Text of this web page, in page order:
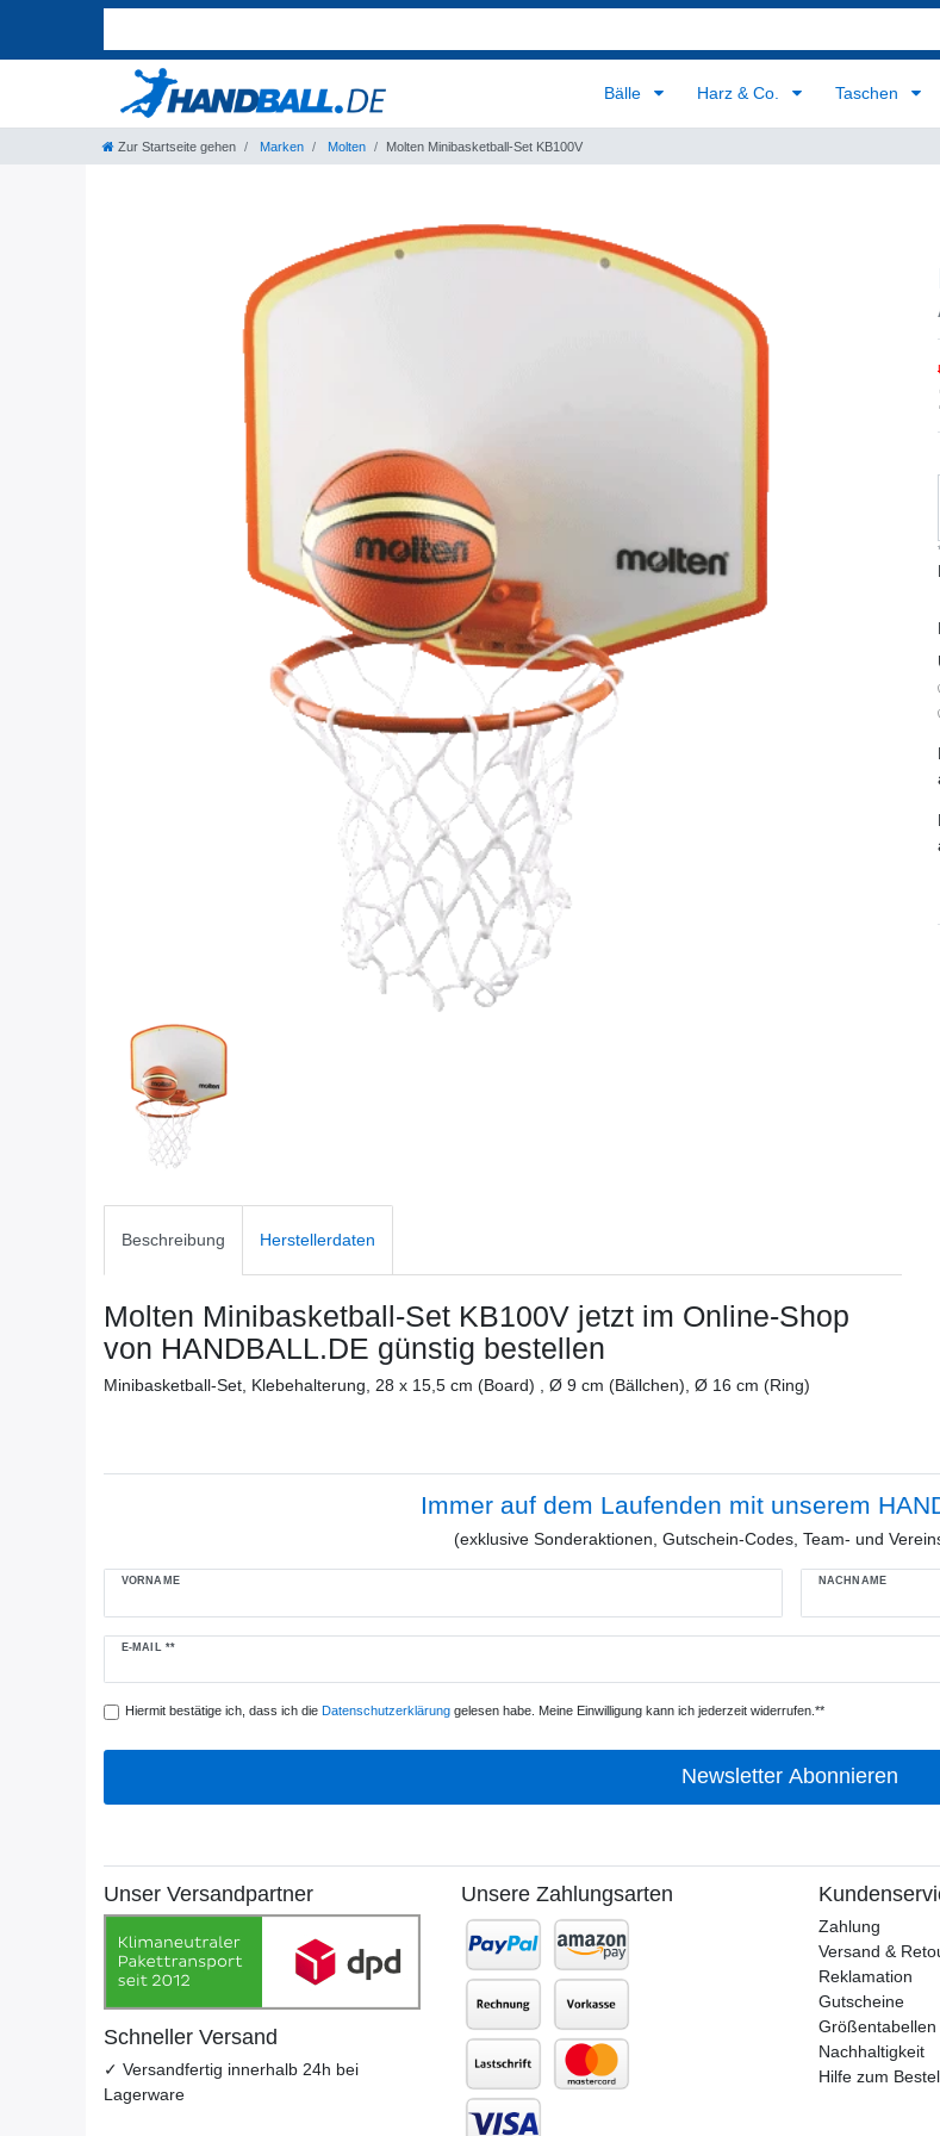
Bälle Harz & Co. Taschen
Zur Startseite gehen Marken Molten Molten Minibasketball-Set KB100V
Beschreibung Herstellerdaten
Molten Minibasketball-Set KB100V jetzt im Online-Shop
von HANDBALL.DE günstig bestellen
Minibasketball-Set, Klebehalterung, 28 x 15,5 cm (Board) , Ø 9 cm (Bällchen), Ø 16 cm (Ring)
Immer auf dem Laufenden mit unserem
(exklusive Sonderaktionen, Gutschein-Codes, Team- und
VORNAME NACHNAME
E-MAIL **
Newsletter
Hiermit bestätige ich, dass ich die Daten­schutz­erklärunggelesen habe. Meine Einwilligung kann ich jederzeit widerrufen.**
Newsletter Abonnieren
Unser Versandpartner
Schneller Versand
✓ Versandfertig innerhalb 24h bei
Lagerware
Unsere Zahlungsarten
Zahlung
Versand &
Reklamation
Gutscheine
Größentabellen
Nachhaltigkeit
Hilfe zum